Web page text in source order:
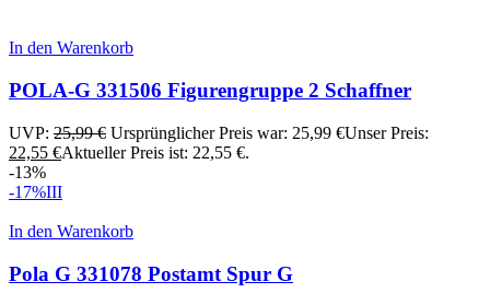
In den Warenkorb
POLA-G 331506 Figurengruppe 2 Schaffner
UVP: 25,99€ Ursprünglicher Preis war: 25,99 €Unser Preis:
22,55 €Aktueller Preis ist: 22,55 €.
-13%
-17%III
In den Warenkorb
Pola G 331078 Postamt Spur G